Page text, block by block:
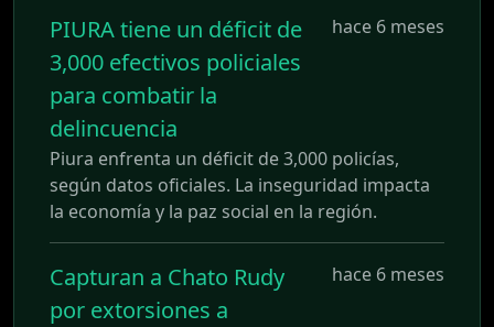
PIURA tiene un déficit de
3,000 efectivos policiales
para combatir la
delincuencia
hace 6 meses
Piura enfrenta un déficit de 3,000 policías,
según datos oficiales. La inseguridad impacta
la economía y la paz social en la región.
Capturan a Chato Rudy
por extorsiones a
hace 6 meses